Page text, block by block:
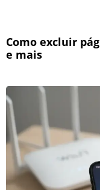
Como excluir
e mais